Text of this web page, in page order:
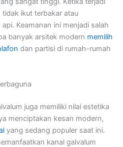
tidak ikut terbakar atau
Keamanan ini menjadi salah
banyak arsitek modern memilih
dan partisi di rumah-rumah
juga memiliki nilai estetika
menciptakan kesan modern,
yang sedang populer saat ini.
kanal galvalum